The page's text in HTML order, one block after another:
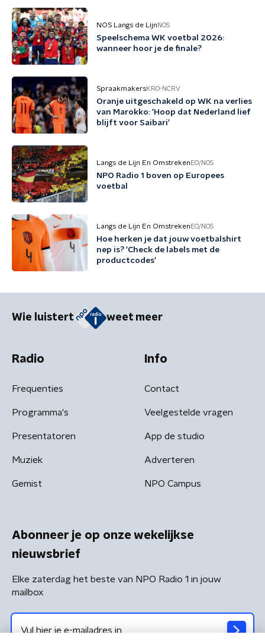
NOS Langs de Lijn NOS
Speelschema WK voetbal 2026:
wanneer hoor je de finale?
SpraakmakersKRO-NCRV
Oranje uitgeschakeld op WK na verlies
van Marokko: 'Hoop dat Nederland lief
blijft voor Saibari'
Langs de Lijn En Omstreken EO/NOS
NPO Radio 1 boven op Europees
voetbal
Langs de Lijn En Omstreken EO/NOS
Hoe herken je dat jouw voetbalshirt
nep is? 'Check de labels met de
productcodes'
Wie luistert weet meer
Radio
Frequenties
Programma's
Presentatoren
Muziek
Gemist
Info
Contact
Veelgestelde vragen
App de studio
Adverteren
NPO Campus
Abonneer je op onze wekelijkse
nieuwsbrief
Elke zaterdag het beste van NPO Radio 1 in jouw
mailbox